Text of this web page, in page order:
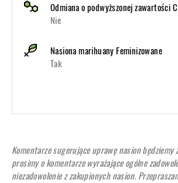
Odmiana o podwyższonej zawartości
Nie
Nasiona marihuany Feminizowane
Tak
Komentarze sugerujące uprawę nasion będziemy
prosimy o komentarze wyrażające ogólne
niezadowolenie z zakupionych nasion.